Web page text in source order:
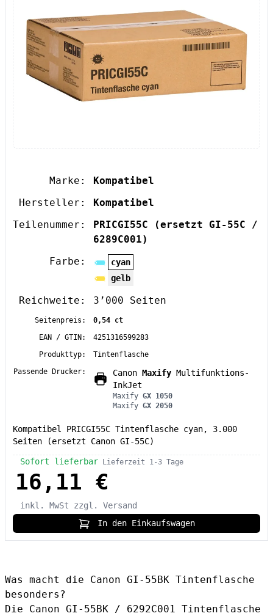
Marke:
Kompatibel
Hersteller:
Kompatibel
Teilenummer:
PRICGI55C
(ersetzt GI-55C /
6289C001)
Farbe:
cyan
gelb
Reichweite: 3’000 Seiten
Seitenpreis:
0,54 ct
EAN / GTIN:
4251316599283
Produkttyp:
Tintenflasche
Passende Drucker:
Canon Maxify Multifunktions-
InkJet
Maxify GX 1050
Maxify GX 2050
Kompatibel PRICGI55C Tintenflasche cyan, 3.000
Seiten (ersetzt Canon GI-55C)
Sofort lieferbar Lieferzeit 1-3 Tage
16,11 €
inkl. MwSt
zzgl. Versand
In den Einkaufswagen
Was macht die Canon GI-55BK Tintenflasche
besonders?
Die Canon GI-55BK / 6292C001 Tintenflasche